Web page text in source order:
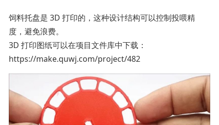
饲料托盘是 3D 打印的，这种设计结构可以控制投喂精
度，避免浪费。
3D 打印图纸可以在项目文件库中下载：
https://make.quwj.com/project/482